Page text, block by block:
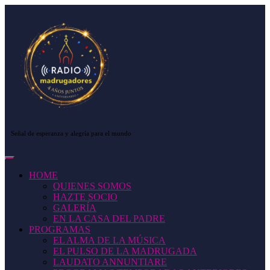
contenido
contenido
Señal de esperanza y alegría para el mundo
Botón
aperturaHOME
QUIENES SOMOS
HAZTE SOCIO
GALERÍA
EN LA CASA DEL PADRE
PROGRAMAS
EL ALMA DE LA MÚSICA
EL PULSO DE LA MADRUGADA
LAUDATO ANNUNTIARE